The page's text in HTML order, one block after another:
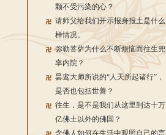
颗不受污染的心？
请师父给我们开示报身报土是什么
样情况。
弥勒菩萨为什么不断烦恼而往生兜
率内院？
昙鸾大师所说的“人天所起诸行”，
是否也包括世善？
往生，是不是我们从这里到达十万
亿佛土以外的佛国？
念佛人如何在生活中观照自己的言